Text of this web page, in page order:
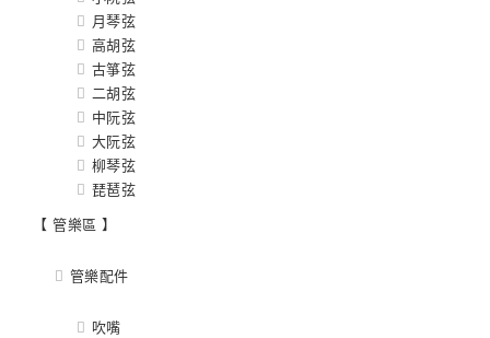
月琴弦
高胡弦
古箏弦
二胡弦
中阮弦
大阮弦
柳琴弦
琵琶弦
【 管樂區 】
管樂配件
吹嘴